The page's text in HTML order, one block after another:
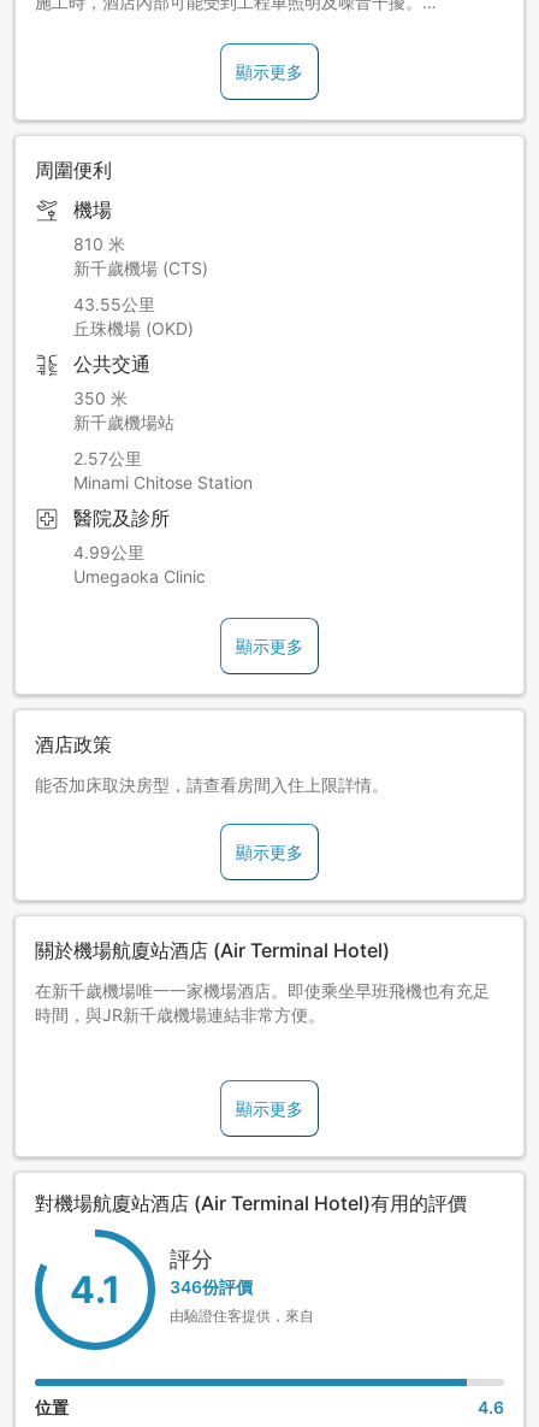
因應新千歲機場國內線航廈設備檢查，夜間將會停電。
停電時請注意以下事項。
請務必事先關閉電腦。
停電時無法使用廁所，敬請見諒。
【期間】
2026年8月16日24:30～28:00以內短時間停電。
2026年8月22日24:30～28:00以內短時間停電。
8月22日住宿的客人會受影響。
2026年8月29日24:30～28:00以內短時間停電。
8月29日住宿的客人會受影響。
2026年11月25日24:30～28:00以內長時間停電(約1～1.5小
時)。
11月25日住宿的客人會受影響。
顯示更多
周圍便利
機場
810 米
新千歲機場 (CTS)
43.55公里
丘珠機場 (OKD)
公共交通
350 米
新千歲機場站
2.57公里
Minami Chitose Station
醫院及診所
4.99公里
Umegaoka Clinic
顯示更多
酒店政策
能否加床取決房型，請查看房間入住上限詳情。
顯示更多
關於機場航廈站酒店 (Air Terminal Hotel)
在新千歲機場唯一一家機場酒店。即使乘坐早班飛機也有充足
時間，與JR新千歳機場連結非常方便。
請於辦理入住手續時，向櫃台人員索取「入館卡」。
【開放時間】
10:00～22:45 ※機場於23:00關閉
6:20～8:00 ※早上最後入場時間為7:30
【注意事項】
顯示更多
對機場航廈站酒店 (Air Terminal Hotel)有用的評價
4.1
評分
346份評價
由驗證住客提供，來自
位置 4.6